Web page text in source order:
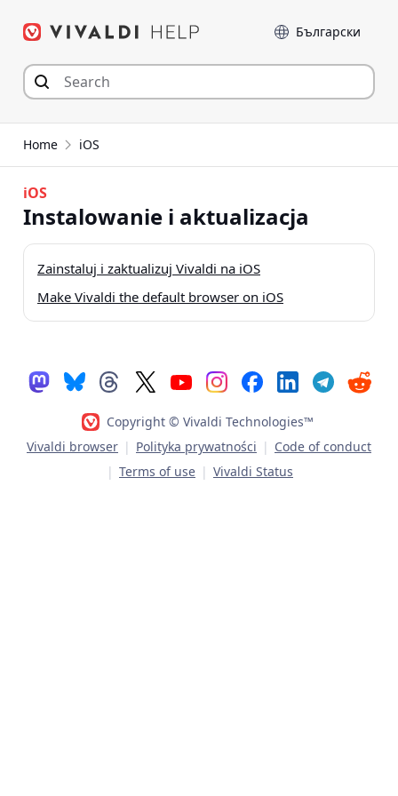
Język
Home iOS
iOS
Instalowanie i aktualizacja
Zainstaluj i zaktualizuj Vivaldi na iOS
Make Vivaldi the default browser on iOS
Copyright © Vivaldi Technologies™
Vivaldi browser | Polityka prywatności | Code of conduct
| Terms of use | Vivaldi Status